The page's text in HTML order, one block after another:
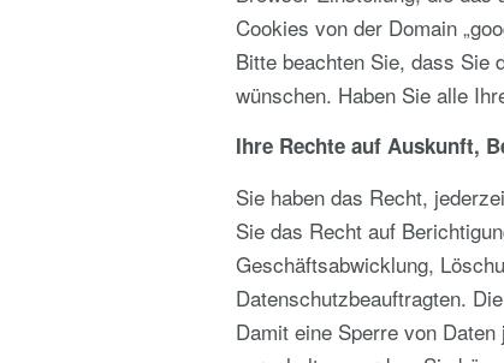
Cookies von der Domain
Bitte beachten Sie, dass Sie
wünschen. Haben Sie alle
Ihre Rechte auf Auskunft,
Sie haben das Recht,
Sie das Recht auf
Geschäftsabwicklung,
Datenschutzbeauftragten.
Damit eine Sperre von